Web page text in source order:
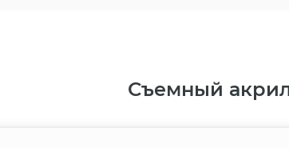
Съемный